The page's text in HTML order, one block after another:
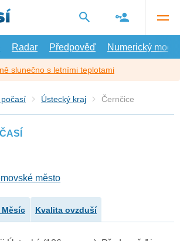
Radar Předpověď Numerický model
slunečno s letními teplotami
Ústecký kraj Černčice
město
Měsíc Kvalita ovzduší